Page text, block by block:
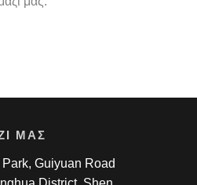
ΜΑΣ
Guiyuan Road